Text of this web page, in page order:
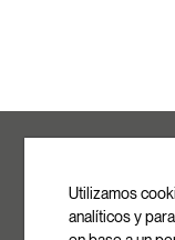
Ronda de la
Utilizamos
analíticos y